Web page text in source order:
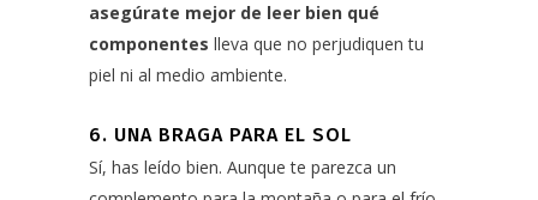
asegúrate mejor de leer bien qué
componentes lleva que no perjudiquen tu
piel ni al medio ambiente.
6. UNA BRAGA PARA EL SOL
Sí, has leído bien. Aunque te parezca un